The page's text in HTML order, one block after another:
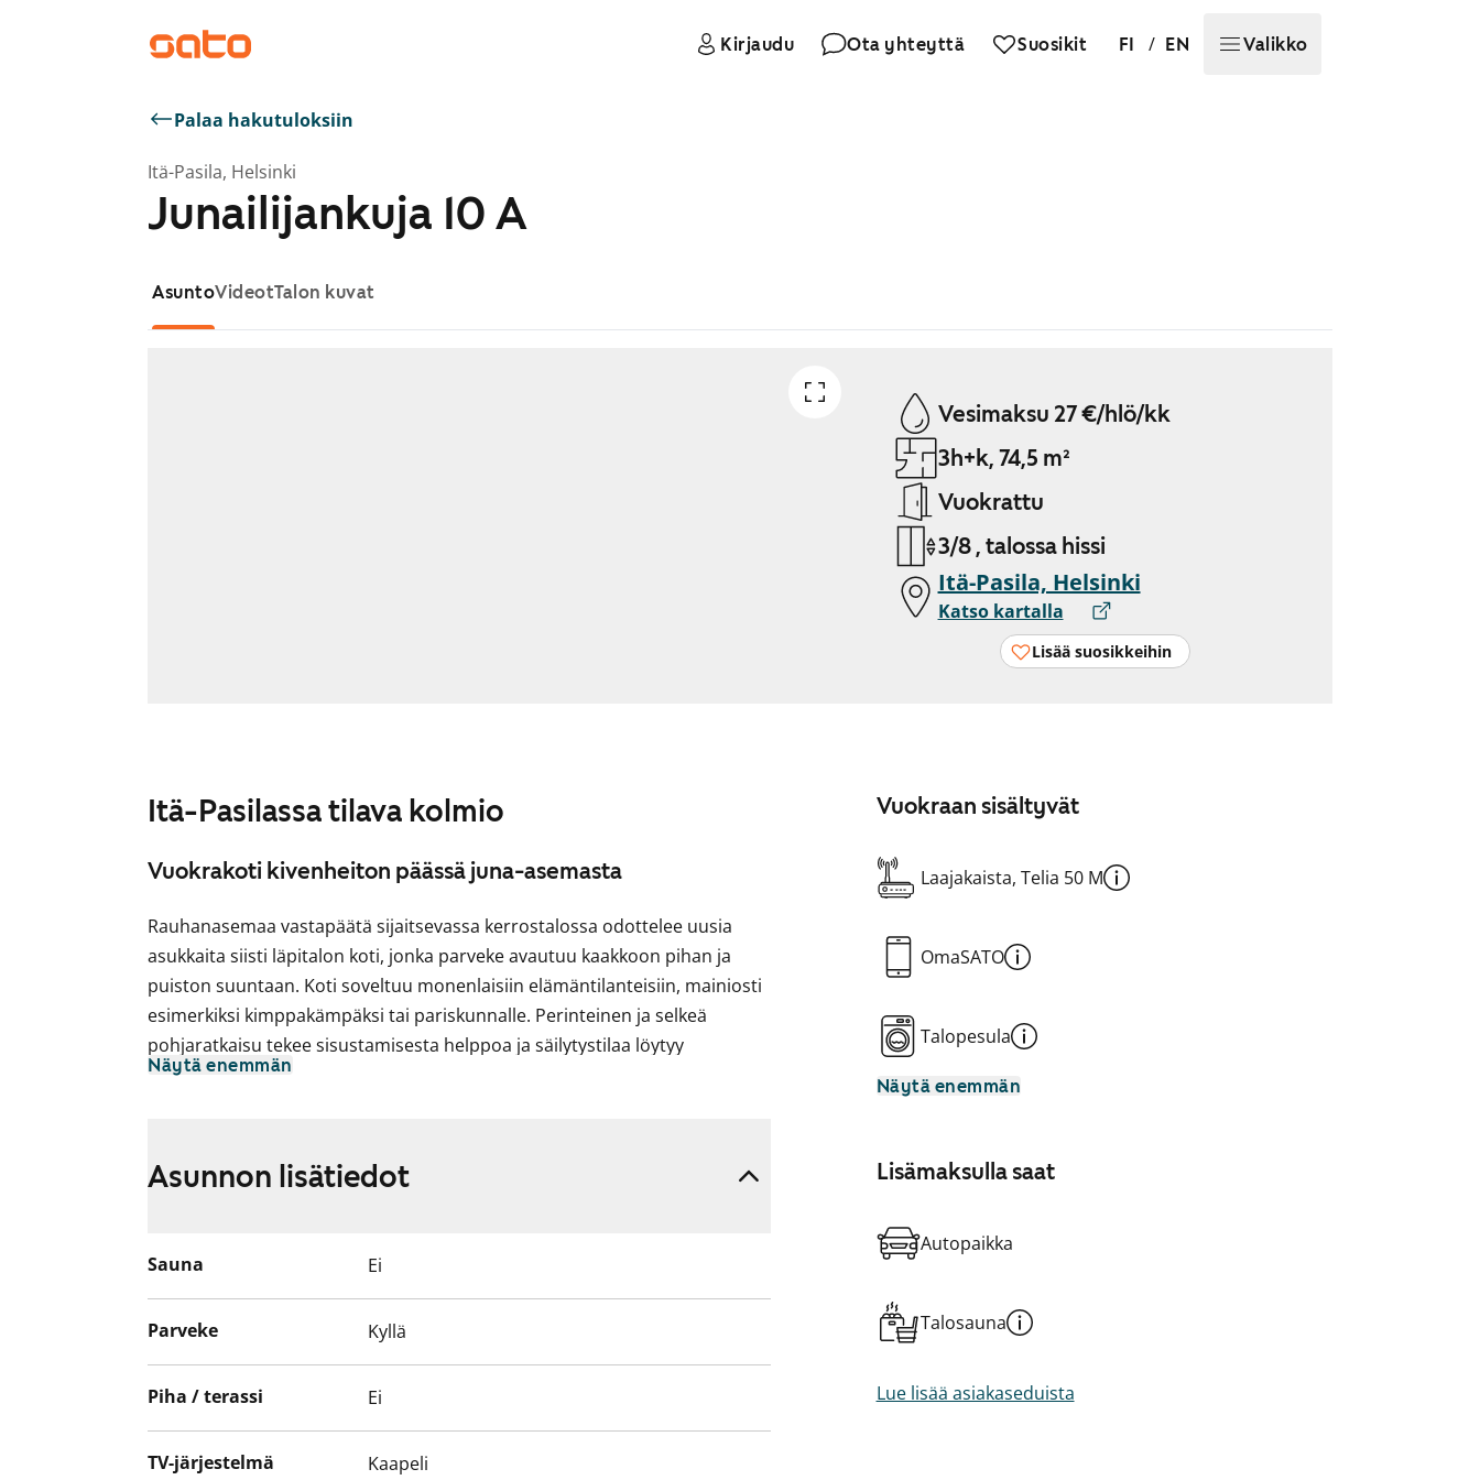
Kirjaudu Ota yhteyttä Suosikit FI / EN Valikko
Palaa hakutuloksiin
Itä-Pasila, Helsinki
Junailijankuja 10 A
AsuntoVideotTalon kuvat
Vesimaksu 27 €/hlö/kk
3h+k, 74,5 m²
Vuokrattu
3/8 , talossa hissi
Itä-Pasila, Helsinki
Katso kartalla
Lisää suosikkeihin
Itä-Pasilassa tilava kolmio
Vuokrakoti kivenheiton päässä juna-asemasta
Rauhanasemaa vastapäätä sijaitsevassa kerrostalossa odottelee uusia
asukkaita siisti läpitalon koti, jonka parveke avautuu kaakkoon pihan ja
puiston suuntaan. Koti soveltuu monenlaisiin elämäntilanteisiin, mainiosti
esimerkiksi kimppakämpäksi tai pariskunnalle. Perinteinen ja selkeä
pohjaratkaisu tekee sisustamisesta helppoa ja säilytystilaa löytyy
vaatehuoneesta.
arkea. Kylpyhuoneessa on liitännät pyykinpesukoneellesi.
Näytä enemmän
Vuokraan sisältyvät
Laajakaista, Telia 50 M
OmaSATO
Talopesula
Näytä enemmän
Lisämaksulla saat
Autopaikka
Talosauna
Lue lisää asiakaseduista
Asunnon lisätiedot
Sauna Ei
Parveke Kyllä
Piha / terassi Ei
TV-järjestelmä Kaapeli